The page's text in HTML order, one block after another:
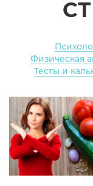
Физическая
Тесты и